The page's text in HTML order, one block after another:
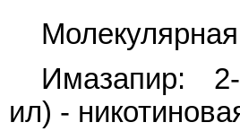
Имазапир: 2-
ил) -